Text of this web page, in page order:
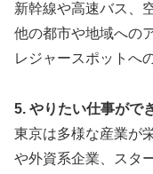
新幹線や高速バス、
他の都市や地域への
レジャースポットへ
5. やりたい仕事がで
東京は多様な産業が
や外資系企業、スタ